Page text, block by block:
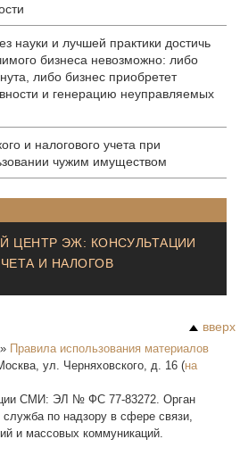
науки и лучшей практики достичь
бизнеса невозможно: либо
либо бизнес приобретет
и генерацию неуправляемых
и налогового учета при
чужим имуществом
ЦЕНТР ЭЖ: КОНСУЛЬТАЦИИ
И НАЛОГОВ
вверх
Правила использования материалов
, ул. Черняховского, д. 16 (на
СМИ: ЭЛ № ФС 77-83272. Орган
по надзору в сфере связи,
и массовых коммуникаций.